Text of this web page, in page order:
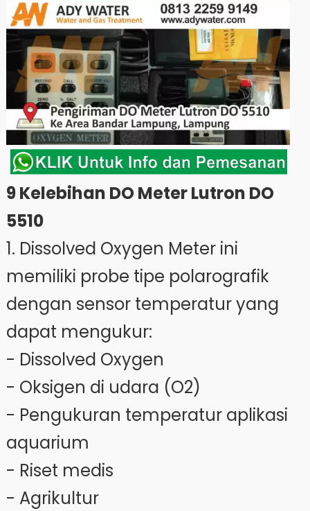
9 Kelebihan DO Meter Lutron DO
5510
1. Dissolved Oxygen Meter ini
memiliki probe tipe polarografik
dengan sensor temperatur yang
dapat mengukur:
- Dissolved Oxygen
- Oksigen di udara (O2)
- Pengukuran temperatur aplikasi
aquarium
- Riset medis
- Agrikultur